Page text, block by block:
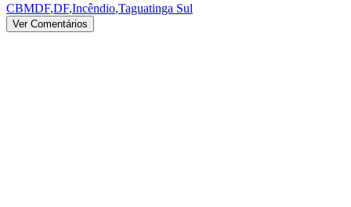
CBMDF,DF,Incêndio,Taguatinga Sul
Ver Comentários